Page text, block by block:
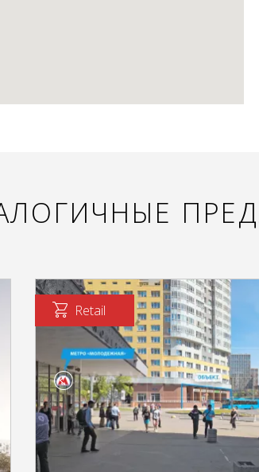
Retail